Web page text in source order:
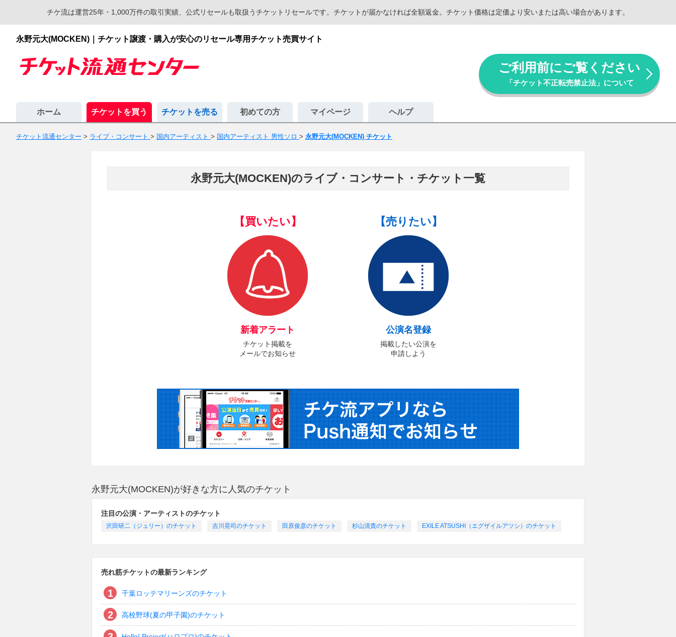
チケ流は運営25年・1,000万件の取引実績、公式リセールも取扱うチケットリセールです。チケットが届かなければ全額返金。チケット価格は定価より安いまたは高い場合があります。
永野元大(MOCKEN)｜チケット譲渡・購入が安心のリセール専用チケット売買サイト
ご利用前にご覧ください
「チケット不正転売禁止法」について
ホーム チケットを買う チケットを売る 初めての方 マイページ ヘルプ
チケット流通センター > ライブ・コンサート > 国内アーティスト > 国内アーティスト 男性ソロ > 永野元大(MOCKEN) チケット
永野元大(MOCKEN)のライブ・コンサート・チケット一覧
【買いたい】
新着アラート
チケット掲載を
メールでお知らせ
【売りたい】
公演名登録
掲載したい公演を
申請しよう
永野元大(MOCKEN)が好きな方に人気のチケット
注目の公演・アーティストのチケット
沢田研二（ジュリー）のチケット 吉川晃司のチケット 田原俊彦のチケット 杉山清貴のチケット EXILE ATSUSHI（エグザイルアツシ）のチケット
売れ筋チケットの最新ランキング
千葉ロッテマリーンズのチケット
高校野球(夏の甲子園)のチケット